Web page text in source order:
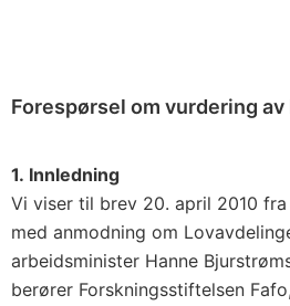
Forespørsel om vurdering
1. Innledning
Vi viser til brev 20. april 2010
med anmodning om
arbeidsminister Hanne
berører Forskningsstiftelsen